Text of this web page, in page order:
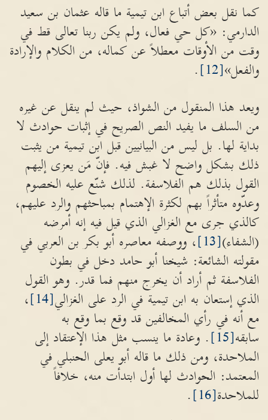
كما نقل بعض أتباع ابن تيمية ما قاله عثمان بن سعيد
الدارمي: «كل حي فعال، ولم يكن ربنا تعالى قط في
وقت من الأوقات معطلاً عن كماله، من الكلام والإرادة
والفعل»[12]
.
ويعد هذا المنقول من الشواذ، حيث لم ينقل عن غيره
من السلف ما يفيد النص الصريح في إثبات حوادث لا
بداية لها. بل ليس من البيانيين قبل ابن تيمية من يثبت
ذلك بشكل واضح لا غبش فيه. فإنّ مَن يعزى إليهم
القول بذلك هم الفلاسفة. لذلك شنّع عليه الخصوم
وعدّوه متأثراً بهم لكثرة الإهتمام بمباحثهم والرد عليهم،
كالذي جرى مع الغزالي الذي قيل فيه إنه أمرضه
(الشفاء)[13]
، ووصفه معاصره أبو بكر بن العربي في
مقولته الشائعة: شيخنا أبو حامد دخل في بطون
الفلاسفة ثم أراد أن يخرج منهم فما قدر. وهو القول
الذي إستعان به ابن تيمية في الرد على الغزالي[14]
،
مع أنه في رأي المخالفين قد وقع بما وقع به
سابقه[15]
. وعادة ما ينسب مثل هذا الإعتقاد إلى
الملاحدة، ومن ذلك ما قاله أبو يعلى الحنبلي في
المعتمد: الحوادث لها أول ابتدأت منه، خلافاً
للملاحدة[16]
.